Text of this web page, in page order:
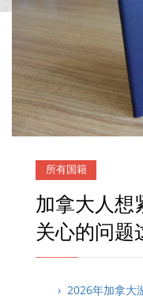
所有国籍
加拿大人想
关心的问题
› 2026年加拿大